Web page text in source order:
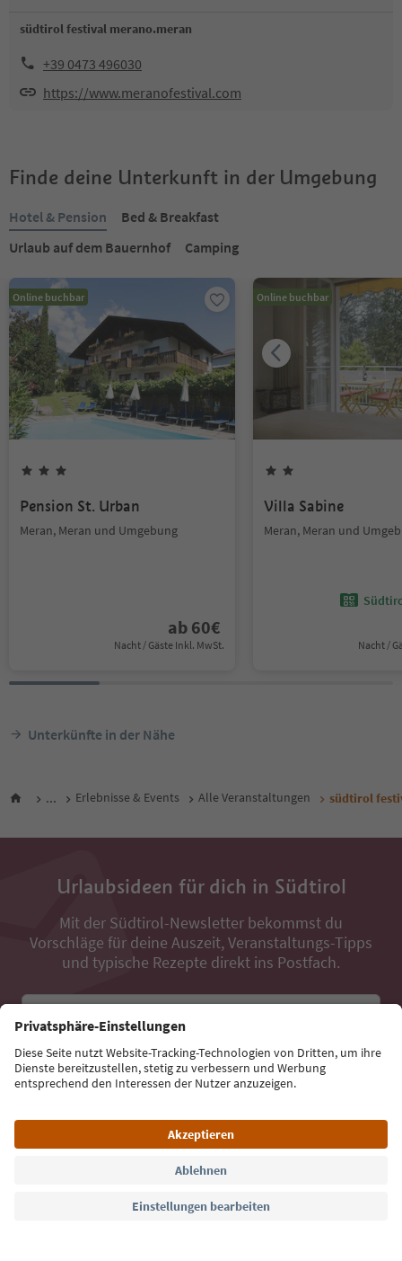
südtirol festival merano.meran
+39 0473 496030
https://www.meranofestival.com
Finde deine Unterkunft in der Umgebung
Hotel & Pension
Bed & Breakfast
Urlaub auf dem Bauernhof
Camping
Online buchbar
Pension St. Urban
Meran, Meran und Umgebung
ab 60€
Nacht / Gäste Inkl. MwSt.
Online buchbar
Villa Sabine
Meran, Meran und
Nacht /
Unterkünfte in der Nähe
... Erlebnisse & Events Alle Veranstaltungen südtirol
Urlaubsideen für dich in Südtirol
Mit der Südtirol-Newsletter bekommst du
Vorschläge für deine Auszeit, Veranstaltungs-Tipps
und typische Rezepte direkt ins Postfach.
Jetzt anmelden